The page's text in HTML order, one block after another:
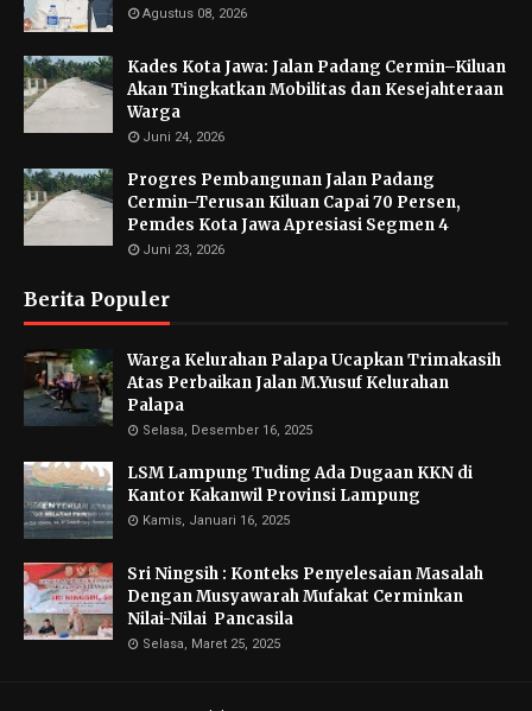
Agustus 08, 2026
Kades Kota Jawa: Jalan Padang Cermin–Kiluan
Akan Tingkatkan Mobilitas dan Kesejahteraan
Warga
Juni 24, 2026
Progres Pembangunan Jalan Padang
Cermin–Terusan Kiluan Capai 70 Persen,
Pemdes Kota Jawa Apresiasi Segmen 4
Juni 23, 2026
Berita Populer
Warga Kelurahan Palapa Ucapkan Trimakasih
Atas Perbaikan Jalan M.Yusuf Kelurahan
Palapa
Selasa, Desember 16, 2025
LSM Lampung Tuding Ada Dugaan KKN di
Kantor Kakanwil Provinsi Lampung
Kamis, Januari 16, 2025
Sri Ningsih : Konteks Penyelesaian Masalah
Dengan Musyawarah Mufakat Cerminkan
Nilai-Nilai Pancasila
Selasa, Maret 25, 2025